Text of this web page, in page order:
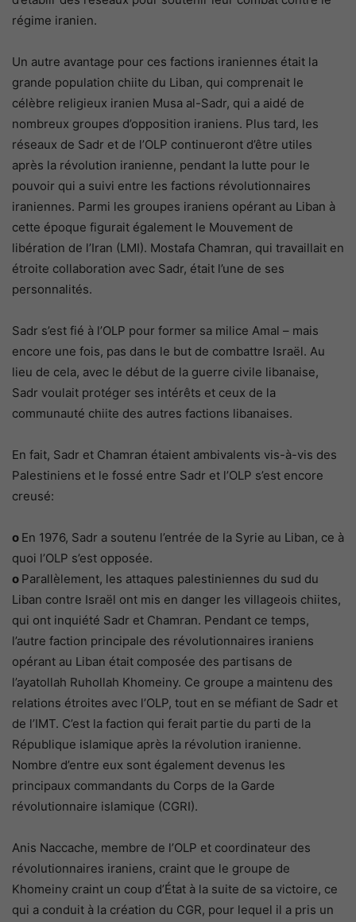
régime iranien.
Un autre avantage pour ces factions iraniennes était la
grande population chiite du Liban, qui comprenait le
célèbre religieux iranien Musa al-Sadr, qui a aidé de
nombreux groupes d’opposition iraniens. Plus tard, les
réseaux de Sadr et de l’OLP continueront d’être utiles
après la révolution iranienne, pendant la lutte pour le
pouvoir qui a suivi entre les factions révolutionnaires
iraniennes. Parmi les groupes iraniens opérant au Liban à
cette époque figurait également le Mouvement de
libération de l’Iran (LMI). Mostafa Chamran, qui travaillait en
étroite collaboration avec Sadr, était l’une de ses
personnalités.
Sadr s’est fié à l’OLP pour former sa milice Amal – mais
encore une fois, pas dans le but de combattre Israël. Au
lieu de cela, avec le début de la guerre civile libanaise,
Sadr voulait protéger ses intérêts et ceux de la
communauté chiite des autres factions libanaises.
En fait, Sadr et Chamran étaient ambivalents vis-à-vis des
Palestiniens et le fossé entre Sadr et l’OLP s’est encore
creusé:
o En 1976, Sadr a soutenu l’entrée de la Syrie au Liban, ce à
quoi l’OLP s’est opposée.
o Parallèlement, les attaques palestiniennes du sud du
Liban contre Israël ont mis en danger les villageois chiites,
qui ont inquiété Sadr et Chamran. Pendant ce temps,
l’autre faction principale des révolutionnaires iraniens
opérant au Liban était composée des partisans de
l’ayatollah Ruhollah Khomeiny. Ce groupe a maintenu des
relations étroites avec l’OLP, tout en se méfiant de Sadr et
de l’IMT. C’est la faction qui ferait partie du parti de la
République islamique après la révolution iranienne.
Nombre d’entre eux sont également devenus les
principaux commandants du Corps de la Garde
révolutionnaire islamique (CGRI).
Anis Naccache, membre de l’OLP et coordinateur des
révolutionnaires iraniens, craint que le groupe de
Khomeiny craint un coup d’État à la suite de sa victoire, ce
qui a conduit à la création du CGR, pour lequel il a pris un